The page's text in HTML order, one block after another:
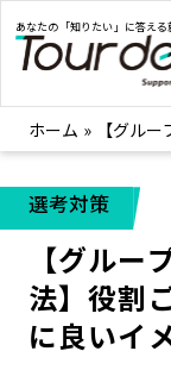
あなたの「知りたい」に答える
就活ノ
企業ま
みんなが知ら
インタ
インタツアー
社会人
ホーム » 【グル
選考対策
【グルー
法】役割
に良いイ